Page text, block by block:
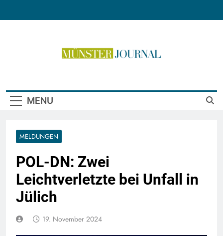
MENU
MELDUNGEN
POL-DN: Zwei
Leichtverletzte bei Unfall in
Jülich
19. November 2024